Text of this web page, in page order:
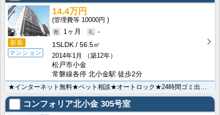
新着
マンション
14.4万円
10000円
1ヶ月
-
1SLDK
56.5㎡
2014年1月
（築12年）
松戸市小金
常磐線各停 北小金駅 徒歩2分
★インターネット無料★ペット相談★オートロック★24時間ゴミ出し可★TVモニター付きインターホン★防･･･
コンフォリア北小金 305号室